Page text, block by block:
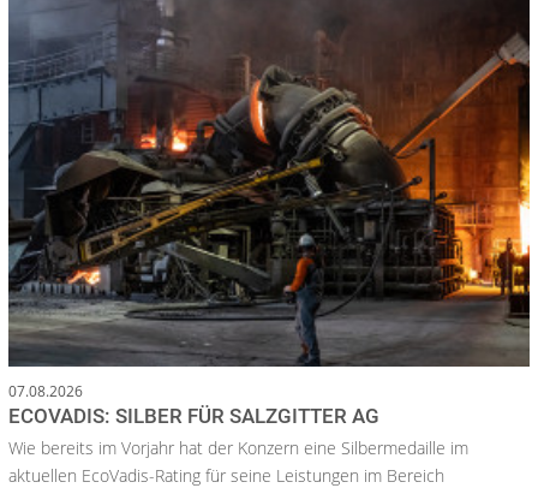
07.08.2026
ECOVADIS: SILBER FÜR SALZGITTER AG
Wie bereits im Vorjahr hat der Konzern eine Silbermedaille im
aktuellen EcoVadis-Rating für seine Leistungen im Bereich